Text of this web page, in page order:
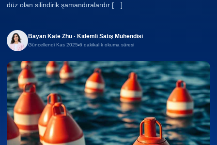
düz olan silindirik şamandıralardır […]
Bayan Kate Zhu · Kıdemli Satış Mühendisi
Güncellendi Kas 2025 6 dakikalık okuma süresi